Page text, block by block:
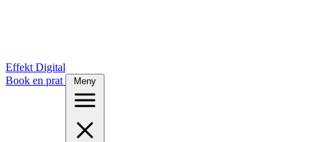
Effekt Digital
Book en prat
Meny